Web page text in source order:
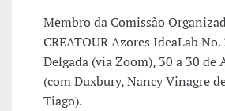
Membro da Comissão
CREATOUR Azores IdeaLab
Delgada (via Zoom), 30 a 30 de
(com Duxbury, Nancy Vinagre
Tiago).